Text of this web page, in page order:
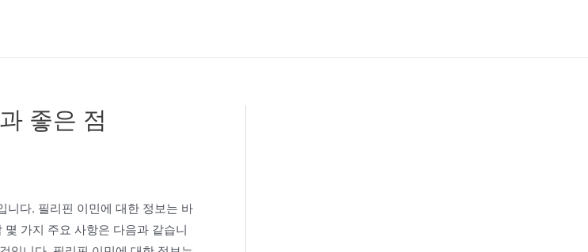
좋은 점
니다. 필리핀 이민에 대한 정보는 바
가지 주요 사항은 다음과 같습니